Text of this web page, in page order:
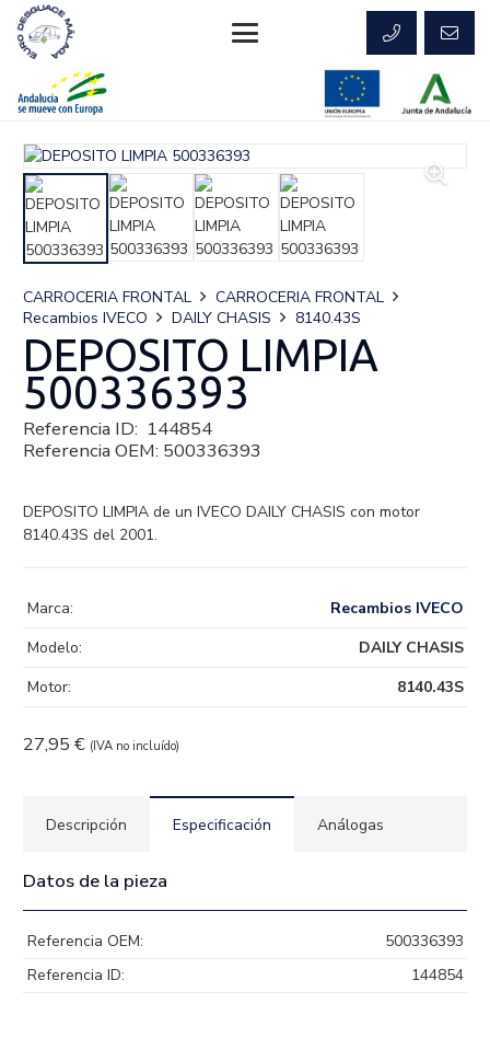
CARROCERIA FRONTAL
CARROCERIA FRONTAL
Recambios IVECO
DAILY CHASIS 8140.43S
DEPOSITO LIMPIA
500336393
Referencia ID: 144854
Referencia OEM: 500336393
DEPOSITO LIMPIA de un IVECO DAILY CHASIS con motor
8140.43S del 2001.
27,95 € (IVA no incluído)
Marca:
Recambios IVECO
Modelo:
DAILY CHASIS
Motor:
8140.43S
Descripción Especificación Análogas
Datos de la pieza
Referencia OEM:
500336393
Referencia ID:
144854